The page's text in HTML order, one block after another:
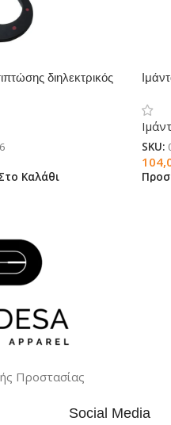
διηλεκτρικός
Καλάθι
SKU:
Προστασίας
Social Media